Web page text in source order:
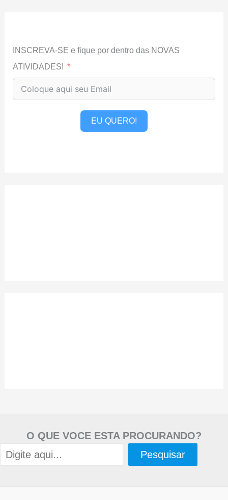
INSCREVA-SE e fique por dentro das NOVAS
ATIVIDADES!
EU QUERO!
O QUE VOCE ESTA PROCURANDO?
Pesquisar